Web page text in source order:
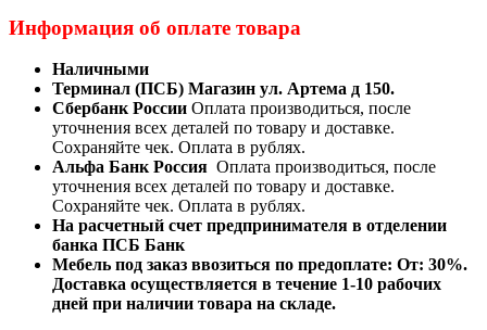
Информация об оплате товара
Наличными
Терминал (ПСБ) Магазин ул. Артема д 150.
Сбербанк России Оплата производиться, после
уточнения всех деталей по товару и доставке.
Сохраняйте чек. Оплата в рублях.
Альфа Банк Россия Оплата производиться, после
уточнения всех деталей по товару и доставке.
Сохраняйте чек. Оплата в рублях.
На расчетный счет предпринимателя в отделении
банка ПСБ Банк
Мебель под заказ ввозиться по предоплате: От: 30%.
Доставка осуществляется в течение 1-10 рабочих
дней при наличии товара на складе.